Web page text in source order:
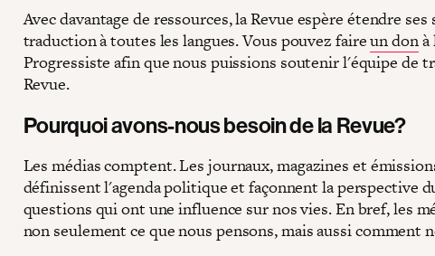
Avec davantage de ressources, la Revue espère étendre ses
traduction à toutes les langues. Vous pouvez faireun donà
Progressiste afin que nous puissions soutenir l'équipe de
Revue.
Pourquoi avons-nous besoin de la Revue?
Les médias comptent. Les journaux, magazines et
définissent l'agenda politique et façonnent la perspective
questions qui ont une influence sur nos vies. En bref, les
non seulement ce que nous pensons, mais aussi comment